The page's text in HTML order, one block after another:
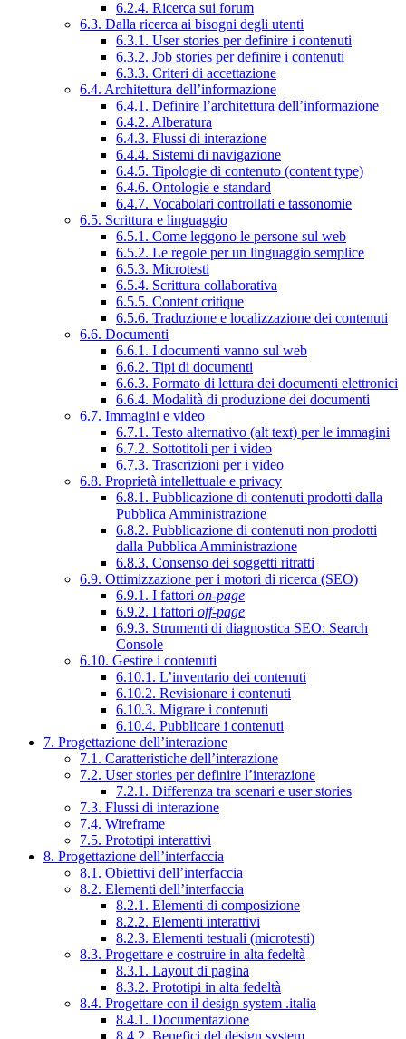
6.2.4. Ricerca sui forum
6.3. Dalla ricerca ai bisogni degli utenti
6.3.1. User stories per definire i contenuti
6.3.2. Job stories per definire i contenuti
6.3.3. Criteri di accettazione
6.4. Architettura dell’informazione
6.4.1. Definire l’architettura dell’informazione
6.4.2. Alberatura
6.4.3. Flussi di interazione
6.4.4. Sistemi di navigazione
6.4.5. Tipologie di contenuto (content type)
6.4.6. Ontologie e standard
6.4.7. Vocabolari controllati e tassonomie
6.5. Scrittura e linguaggio
6.5.1. Come leggono le persone sul web
6.5.2. Le regole per un linguaggio semplice
6.5.3. Microtesti
6.5.4. Scrittura collaborativa
6.5.5. Content critique
6.5.6. Traduzione e localizzazione dei contenuti
6.6. Documenti
6.6.1. I documenti vanno sul web
6.6.2. Tipi di documenti
6.6.3. Formato di lettura dei documenti elettronici
6.6.4. Modalità di produzione dei documenti
6.7. Immagini e video
6.7.1. Testo alternativo (alt text) per le immagini
6.7.2. Sottotitoli per i video
6.7.3. Trascrizioni per i video
6.8. Proprietà intellettuale e privacy
6.8.1. Pubblicazione di contenuti prodotti dalla
Pubblica Amministrazione
6.8.2. Pubblicazione di contenuti non prodotti
dalla Pubblica Amministrazione
6.8.3. Consenso dei soggetti ritratti
6.9. Ottimizzazione per i motori di ricerca (SEO)
6.9.1. I fattori on-page
6.9.2. I fattori off-page
6.9.3. Strumenti di diagnostica SEO: Search
Console
6.10. Gestire i contenuti
6.10.1. L’inventario dei contenuti
6.10.2. Revisionare i contenuti
6.10.3. Migrare i contenuti
6.10.4. Pubblicare i contenuti
7. Progettazione dell’interazione
7.1. Caratteristiche dell’interazione
7.2. User stories per definire l’interazione
7.2.1. Differenza tra scenari e user stories
7.3. Flussi di interazione
7.4. Wireframe
7.5. Prototipi interattivi
8. Progettazione dell’interfaccia
8.1. Obiettivi dell’interfaccia
8.2. Elementi dell’interfaccia
8.2.1. Elementi di composizione
8.2.2. Elementi interattivi
8.2.3. Elementi testuali (microtesti)
8.3. Progettare e costruire in alta fedeltà
8.3.1. Layout di pagina
8.3.2. Prototipi in alta fedeltà
8.4. Progettare con il design system .italia
8.4.1. Documentazione
8.4.2. Benefici del design system